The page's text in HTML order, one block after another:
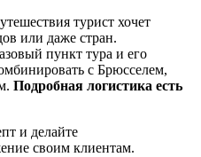
турист хочет
или даже стран.
пункт тура и его
с Брюсселем,
Подробная логистика есть
и делайте
своим клиентам.